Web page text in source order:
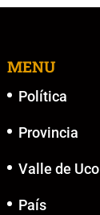
MENU
Política
Provincia
Valle de Uco
País